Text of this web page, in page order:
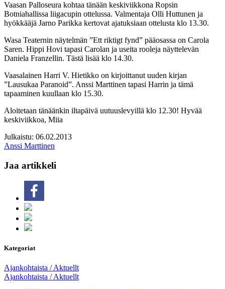
Vaasan Palloseura kohtaa tänään keskiviikkona Ropsin
Botniahallissa liigacupin ottelussa. Valmentaja Olli Huttunen ja
hyökkääjä Jarno Parikka kertovat ajatuksiaan ottelusta klo 13.30.
Wasa Teaternin näytelmän ”Ett riktigt fynd” pääosassa on Carola
Saren. Hippi Hovi tapasi Carolan ja useita rooleja näyttelevän
Daniela Franzellin. Tästä lisää klo 14.30.
Vaasalainen Harri V. Hietikko on kirjoittanut uuden kirjan
”Lausukaa Paranoid”. Anssi Marttinen tapasi Harrin ja tämä
tapaaminen kuullaan klo 15.30.
Aloitetaan tänäänkin iltapäivä uutuuslevyillä klo 12.30! Hyvää
keskiviikkoa, Miia
Julkaistu: 06.02.2013
Anssi Marttinen
Jaa artikkeli
Kategoriat
Ajankohtaista / Aktuellt
Ajankohtaista / Aktuellt